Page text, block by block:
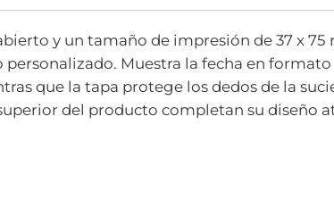
y un tamaño de impresión de 37 x
Muestra la fecha en
que la tapa protege los dedos de la
del producto completan su diseño